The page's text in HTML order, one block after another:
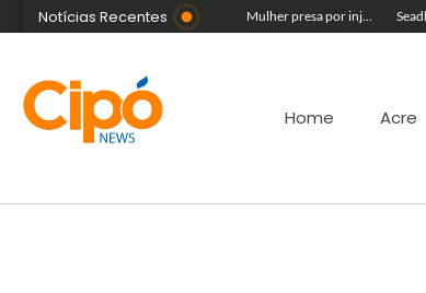
Notícias Recentes
Vídeo mostra jovem sendo forçado a mandar beijos para líder de facção antes de ser executado a tiros Mulher presa por injúria racial contra Rainha do Rodeio é solta após audiência
Home Acre